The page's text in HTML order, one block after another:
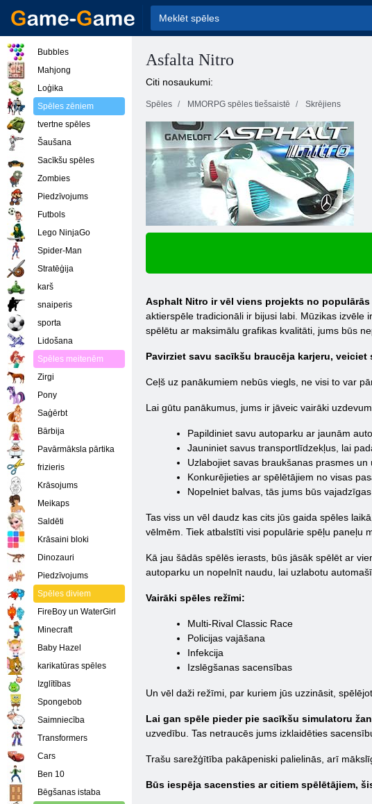
Asfalta Nitro
Citi nosaukumi:
Spēles MMORPG spēles tiešsaistē Skrējiens
Asphalt Nitro ir vēl viens projekts no
aktierspēle tradicionāli ir bijusi labi. Mūzikas izvēle
spēlētu ar maksimālu grafikas kvalitāti, jums būs
Pavirziet savu sacīkšu braucēja karjeru,
Ceļš uz panākumiem nebūs viegls, ne visi to var
Lai gūtu panākumus, jums ir jāveic vairāki
Papildiniet savu autoparku ar jaunām
Jauniniet savus transportlīdzekļus, lai
Uzlabojiet savas braukšanas prasmes un
Konkurējieties ar spēlētājiem no visas
Nopelniet balvas, tās jums būs vajadzīgas
Tas viss un vēl daudz kas cits jūs gaida spēles
vēlmēm. Tiek atbalstīti visi populārie spēļu paneļu
Kā jau šādās spēlēs ierasts, būs jāsāk spēlēt ar
autoparku un nopelnīt naudu, lai uzlabotu
Vairāki spēles režīmi:
Multi-Rival Classic Race
Policijas vajāšana
Infekcija
Izslēgšanas sacensības
Un vēl daži režīmi, par kuriem jūs uzzināsit,
Lai gan spēle pieder pie sacīkšu simulatoru
uzvedību. Tas netraucēs jums izklaidēties
Trašu sarežģītība pakāpeniski palielinās, arī
Būs iespēja sacensties ar citiem spēlētājiem,
Bubbles
Mahjong
Loģika
Spēles zēniem
tvertne spēles
Šaušana
Sacīkšu spēles
Zombies
Piedzīvojums
Futbols
Lego NinjaGo
Spider-Man
Stratēģija
karš
snaiperis
sporta
Lidošana
Spēles meitenēm
Zirgi
Pony
Saģērbt
Bārbija
Pavārmāksla pārtika
frizieris
Krāsojums
Meikaps
Saldēti
Krāsaini bloki
Dinozauri
Piedzīvojums
Spēles diviem
FireBoy un WaterGirl
Minecraft
Baby Hazel
karikatūras spēles
Izglītības
Spongebob
Saimniecība
Transformers
Cars
Ben 10
Bēgšanas istaba